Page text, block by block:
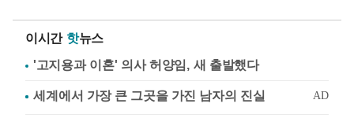
이시간 핫뉴스
'고지용과 이혼' 의사 허양임, 새 출발했다